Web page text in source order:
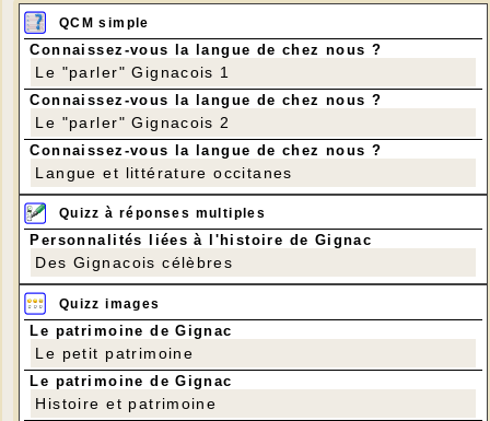
maritime, ils ont été installés en 2011 au bout du
môle accueillant les ferries de croisière (Porte 4).
QCM simple
Connaissez-vous la langue de chez nous ?
Le "parler" Gignacois 1
Connaissez-vous la langue de chez nous ?
Le "parler" Gignacois 2
Connaissez-vous la langue de chez nous ?
Langue et littérature occitanes
Quizz à réponses multiples
Personnalités liées à l'histoire de Gignac
Des Gignacois célèbres
Quizz images
Le patrimoine de Gignac
Le petit patrimoine
Le patrimoine de Gignac
Histoire et patrimoine